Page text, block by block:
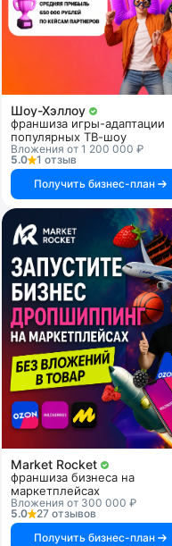
Шоу-Хэллоу
франшиза игры-адаптации
популярных ТВ-шоу
Вложения от 1 200 000 ₽
5.0
1 отзыв
Получить бизнес-план
Market Rocket
франшиза бизнеса на
маркетплейсах
Вложения от 300 000 ₽
5.0
27 отзывов
Получить бизнес-план